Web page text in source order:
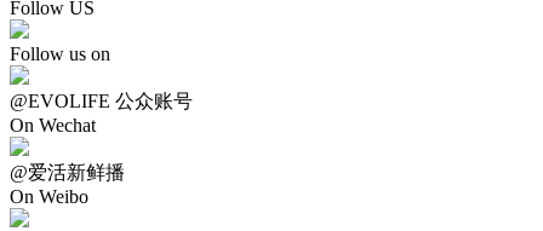
Follow US
Follow us on
@EVOLIFE 公众账号
On Wechat
@爱活新鲜播
On Weibo